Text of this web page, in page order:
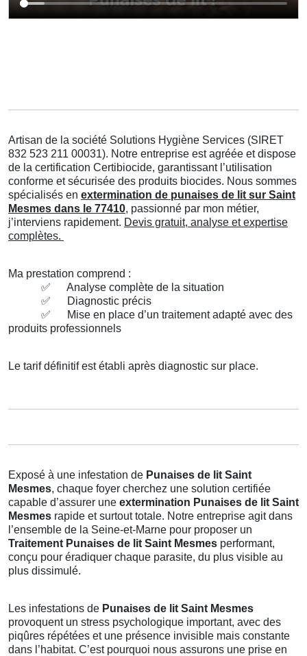
Artisan de la société Solutions Hygiène Services (SIRET
832 523 211 00031). Notre entreprise est agréée et dispose
de la certification Certibiocide, garantissant l’utilisation
conforme et sécurisée des produits biocides. Nous sommes
spécialisés en extermination de punaises de lit sur Saint
Mesmes dans le 77410, passionné par mon métier,
j’interviens rapidement. Devis gratuit, analyse et expertise
complètes.
Ma prestation comprend :
✅
Analyse complète de la situation
✅
Diagnostic précis
✅
Mise en place d’un traitement adapté avec des
produits professionnels
Le tarif définitif est établi après diagnostic sur place.
Exposé à une infestation de Punaises de lit Saint
Mesmes, chaque foyer cherchez une solution certifiée
capable d’assurer une extermination Punaises de lit Saint
Mesmes rapide et surtout totale. Notre entreprise agit dans
l’ensemble de la Seine-et-Marne pour proposer un
Traitement Punaises de lit Saint Mesmes performant,
conçu pour éradiquer chaque parasite, du plus visible au
plus dissimulé.
Les infestations de Punaises de lit Saint Mesmes
provoquent un stress psychologique important, avec des
piqûres répétées et une présence invisible mais constante
dans l’habitat. C’est pourquoi nous assurons une prise en